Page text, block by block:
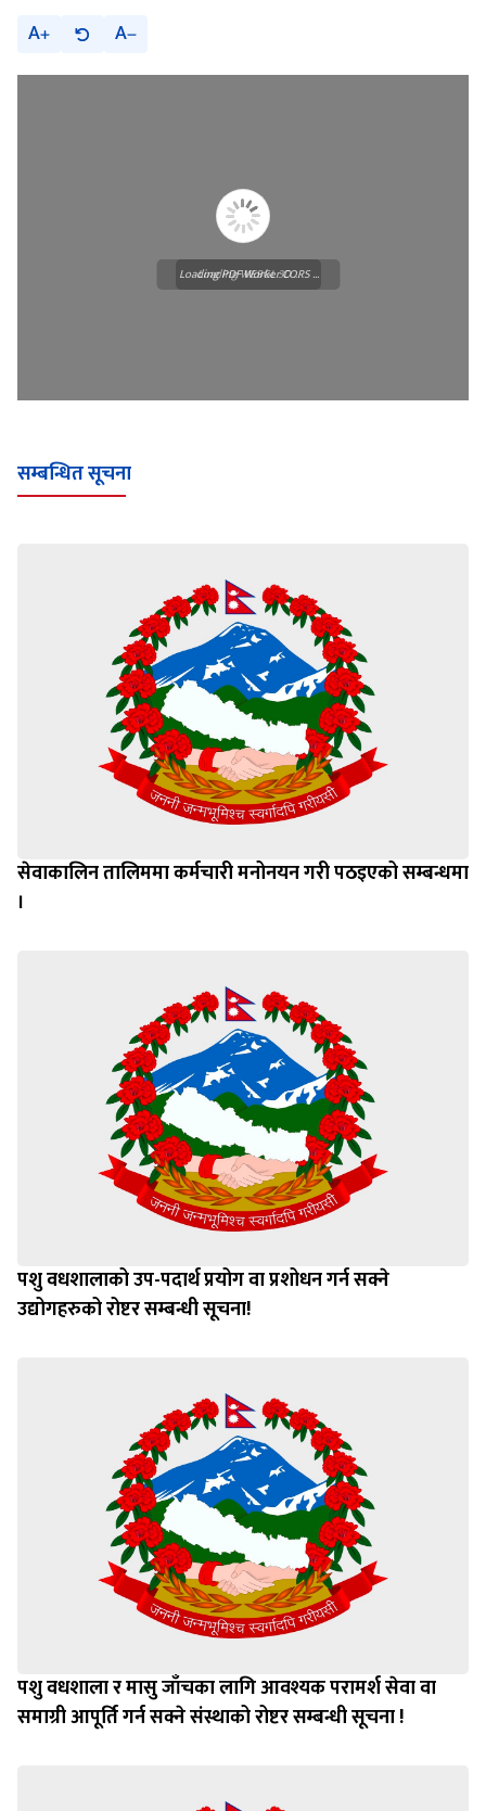
A A
Loading WEBGL 3D ...
Loading PDF Worker CORS ...
सम्बन्धित सूचना
सेवाकालिन तालिममा कर्मचारी मनोनयन गरी पठइएको सम्बन्धमा
।
पशु वधशालाको उप-पदार्थ प्रयोग वा प्रशोधन गर्न सक्ने
उद्योगहरुको रोष्टर सम्बन्धी सूचना!
पशु वधशाला र मासु जाँचका लागि आवश्यक परामर्श सेवा वा
समाग्री आपूर्ति गर्न सक्ने संस्थाको रोष्टर सम्बन्धी सूचना !